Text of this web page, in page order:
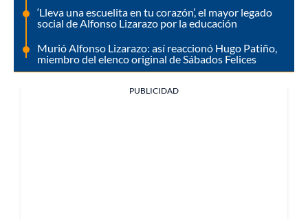
‘Lleva una escuelita en tu corazón’, el mayor legado
social de Alfonso Lizarazo por la educación
Murió Alfonso Lizarazo: así reaccionó Hugo Patiño,
miembro del elenco original de Sábados Felices
PUBLICIDAD